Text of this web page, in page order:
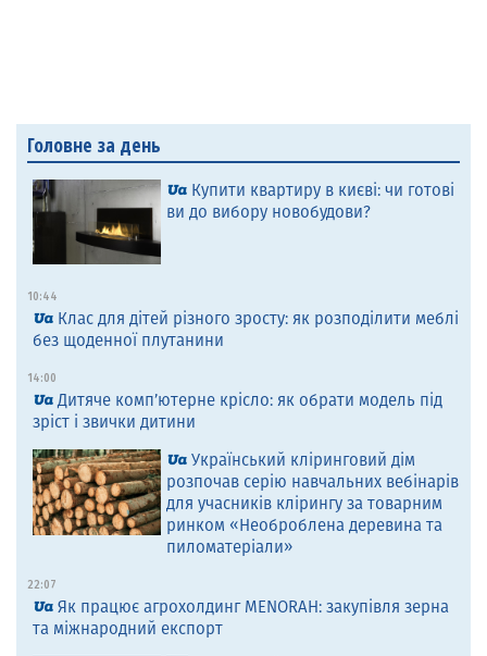
Головне за день
Купити квартиру в києві: чи готові
ви до вибору новобудови?
10:44
Клас для дітей різного зросту: як розподілити меблі
без щоденної плутанини
14:00
Дитяче комп’ютерне крісло: як обрати модель під
зріст і звички дитини
Український кліринговий дім
розпочав серію навчальних вебінарів
для учасників клірингу за товарним
ринком «Необроблена деревина та
пиломатеріали»
22:07
Як працює агрохолдинг MENORAH: закупівля зерна
та міжнародний експорт